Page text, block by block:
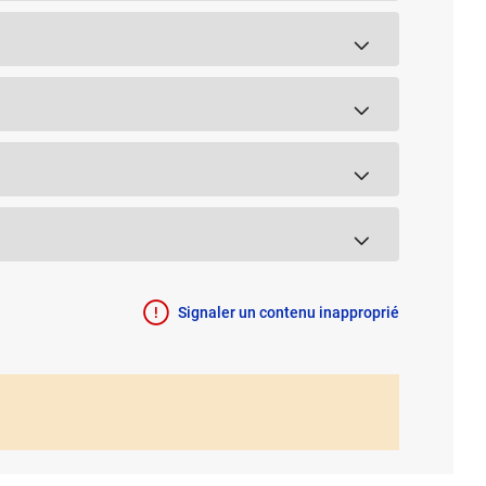
Signaler un contenu inapproprié